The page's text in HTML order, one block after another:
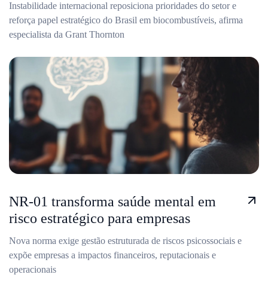
Instabilidade internacional reposiciona prioridades do setor e
reforça papel estratégico do Brasil em biocombustíveis, afirma
especialista da Grant Thornton
NR-01 transforma saúde mental em
risco estratégico para empresas
Nova norma exige gestão estruturada de riscos psicossociais e
expõe empresas a impactos financeiros, reputacionais e
operacionais